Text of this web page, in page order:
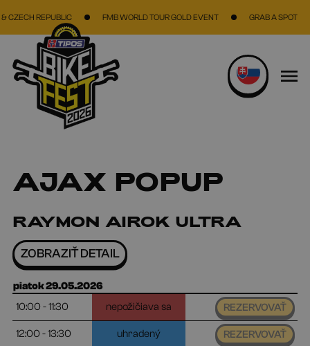
REPUBLIC FMB WORLD TOUR GOLD EVENT GRAB A SPOT
AJAX POPUP
RAYMON AIROK ULTRA
ZOBRAZIŤ DETAIL
piatok 29.05.2026
10:00 - 11:30
nepožičiava sa REZERVOVAŤ
12:00 - 13:30 uhradený REZERVOVAŤ